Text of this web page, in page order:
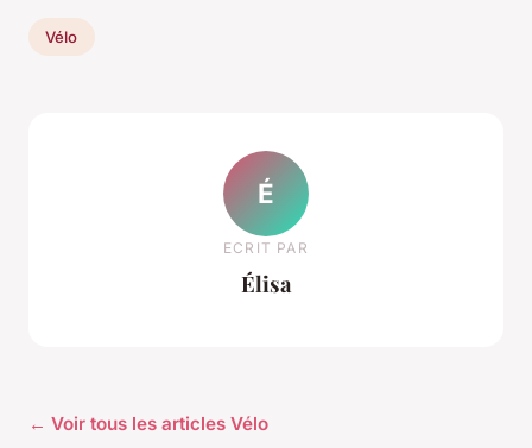
Vélo
É
ECRIT PAR
Élisa
← Voir tous les articles Vélo